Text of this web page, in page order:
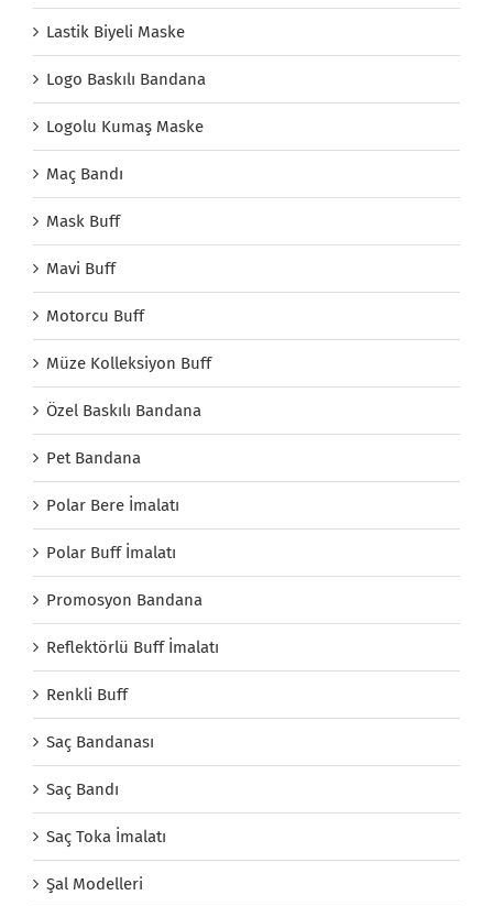
Lastik Biyeli Maske
Logo Baskılı Bandana
Logolu Kumaş Maske
Maç Bandı
Mask Buff
Mavi Buff
Motorcu Buff
Müze Kolleksiyon Buff
Özel Baskılı Bandana
Pet Bandana
Polar Bere İmalatı
Polar Buff İmalatı
Promosyon Bandana
Reflektörlü Buff İmalatı
Renkli Buff
Saç Bandanası
Saç Bandı
Saç Toka İmalatı
Şal Modelleri